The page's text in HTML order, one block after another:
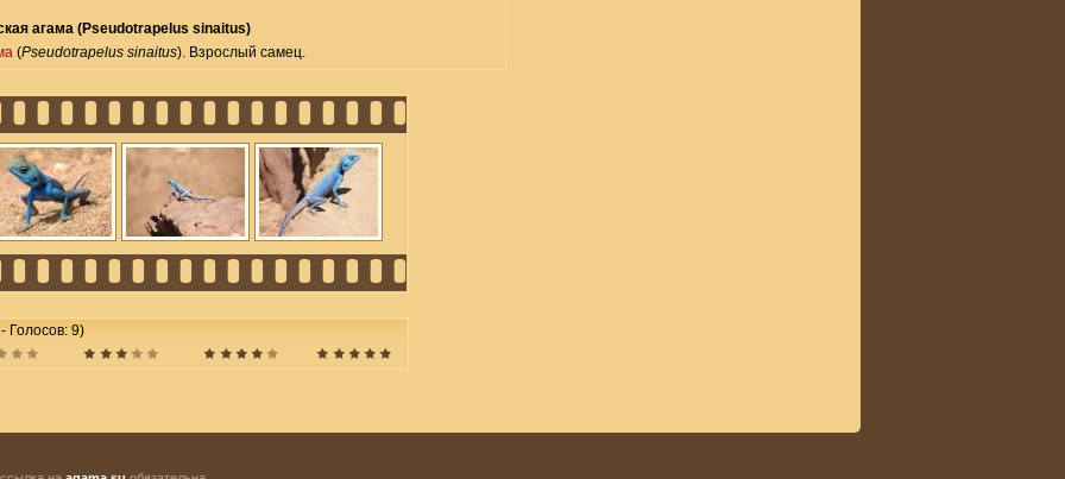
агама (Pseudotrapelus sinaitus)
(Pseudotrapelus sinaitus). Взрослый самец.
Голосов: 9)